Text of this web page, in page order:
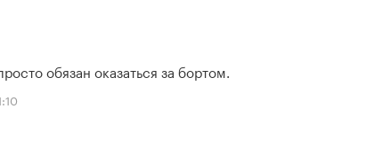
обязан оказаться за бортом.